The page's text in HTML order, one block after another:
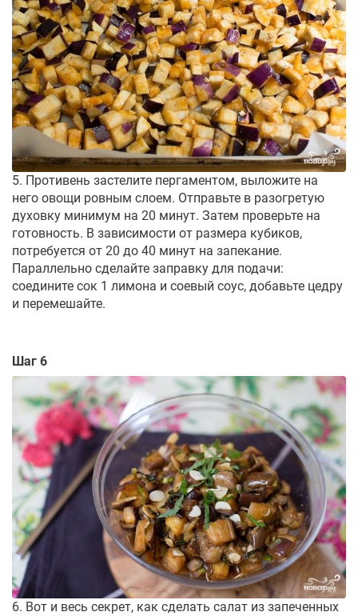
5. Противень застелите пергаментом, выложите на
него овощи ровным слоем. Отправьте в разогретую
духовку минимум на 20 минут. Затем проверьте на
готовность. В зависимости от размера кубиков,
потребуется от 20 до 40 минут на запекание.
Параллельно сделайте заправку для подачи:
соедините сок 1 лимона и соевый соус, добавьте цедру
и перемешайте.
Шаг 6
6. Вот и весь секрет, как сделать салат из запеченных